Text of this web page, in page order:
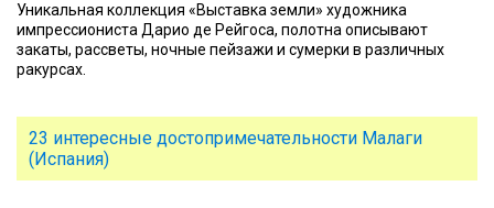
Уникальная коллекция «Выставка земли» художника
импрессиониста Дарио де Рейгоса, полотна описывают
закаты, рассветы, ночные пейзажи и сумерки в различных
ракурсах.
23 интересные достопримечательности Малаги
(Испания)